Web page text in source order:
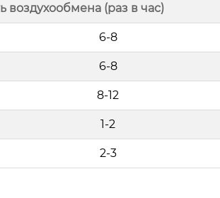
воздухообмена (раз в час)
6-8
6-8
8-12
1-2
2-3